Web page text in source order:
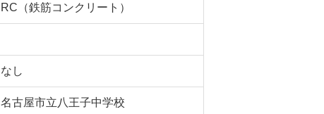
RC（鉄筋コンクリート）
なし
名古屋市立八王子中学校